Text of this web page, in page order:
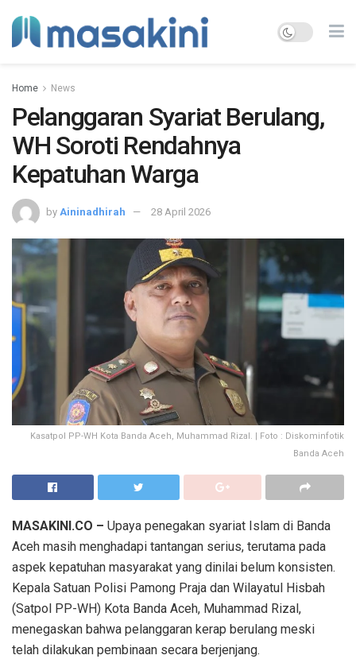
Home News
Pelanggaran Syariat Berulang,
WH Soroti Rendahnya
Kepatuhan Warga
by Aininadhirah 28 April 2026
Kasatpol PP-WH Kota Banda Aceh, Muhammad Rizal. | Foto : Diskominfotik
Banda Aceh
MASAKINI.CO – Upaya penegakan syariat Islam di Banda
Aceh masih menghadapi tantangan serius, terutama pada
aspek kepatuhan masyarakat yang dinilai belum konsisten.
Kepala Satuan Polisi Pamong Praja dan Wilayatul Hisbah
(Satpol PP-WH) Kota Banda Aceh, Muhammad Rizal,
menegaskan bahwa pelanggaran kerap berulang meski
telah dilakukan pembinaan secara berjenjang.